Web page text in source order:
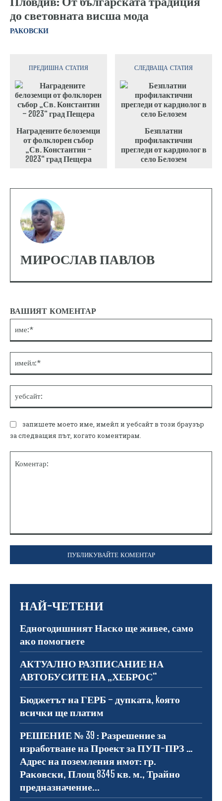
до световната висша мода
РАКОВСКИ
ПРЕДИШНА СТАТИЯ
Наградените белоземци
от фолклорен събор
„Св. Константин –
2023“ град Пещера
СЛЕДВАЩА СТАТИЯ
Безплатни
профилактични
прегледи от кардиолог в
село Белозем
МИРОСЛАВ ПАВЛОВ
ВАШИЯТ КОМЕНТАР
запишете моето име, имейл и уебсайт в този браузър
за следващия път, когато коментирам.
НАЙ-ЧЕТЕНИ
Едногодишният Наско ще живее, само
ако помогнете
АКТУАЛНО РАЗПИСАНИЕ НА
АВТОБУСИТЕ НА „ХЕБРОС“
Бюджетът на ГЕРБ – дупката, kоято
всички ще платим
РЕШЕНИЕ № 39 : Разрешение за
изработване на Проект за ПУП-ПРЗ …
Адрес на поземления имот: гр.
Раковски, Площ 8345 кв. м., Трайно
предназначение...